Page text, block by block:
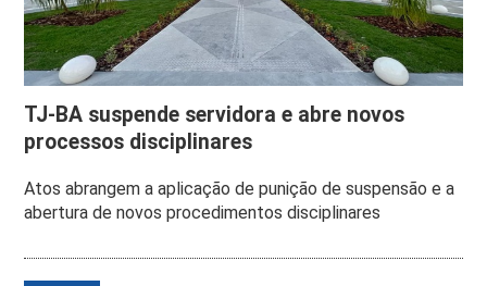
TJ-BA suspende servidora e abre novos
processos disciplinares
Atos abrangem a aplicação de punição de suspensão e a
abertura de novos procedimentos disciplinares